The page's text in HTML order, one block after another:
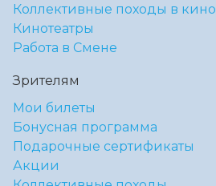
Коллективные походы в кино
Кинотеатры
Работа в Смене
Зрителям
Мои билеты
Бонусная программа
Подарочные сертификаты
Акции